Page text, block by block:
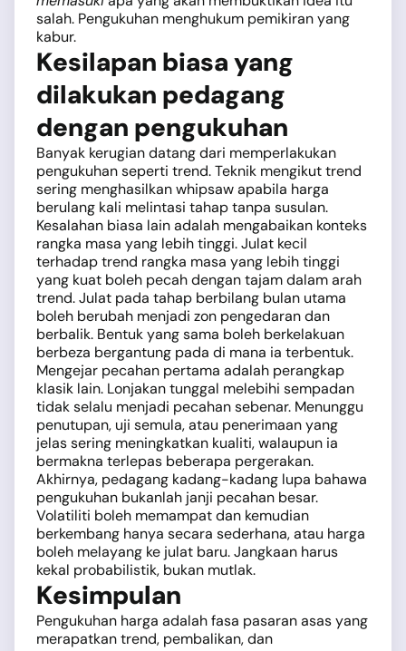
salah. Pengukuhan menghukum pemikiran yang
kabur.
Kesilapan biasa yang
dilakukan pedagang
dengan pengukuhan
Banyak kerugian datang dari memperlakukan
pengukuhan seperti trend. Teknik mengikut trend
sering menghasilkan whipsaw apabila harga
berulang kali melintasi tahap tanpa susulan.
Kesalahan biasa lain adalah mengabaikan konteks
rangka masa yang lebih tinggi. Julat kecil
terhadap trend rangka masa yang lebih tinggi
yang kuat boleh pecah dengan tajam dalam arah
trend. Julat pada tahap berbilang bulan utama
boleh berubah menjadi zon pengedaran dan
berbalik. Bentuk yang sama boleh berkelakuan
berbeza bergantung pada di mana ia terbentuk.
Mengejar pecahan pertama adalah perangkap
klasik lain. Lonjakan tunggal melebihi sempadan
tidak selalu menjadi pecahan sebenar. Menunggu
penutupan, uji semula, atau penerimaan yang
jelas sering meningkatkan kualiti, walaupun ia
bermakna terlepas beberapa pergerakan.
Akhirnya, pedagang kadang-kadang lupa bahawa
pengukuhan bukanlah janji pecahan besar.
Volatiliti boleh memampat dan kemudian
berkembang hanya secara sederhana, atau harga
boleh melayang ke julat baru. Jangkaan harus
kekal probabilistik, bukan mutlak.
Kesimpulan
Pengukuhan harga adalah fasa pasaran asas yang
merapatkan trend, pembalikan, dan